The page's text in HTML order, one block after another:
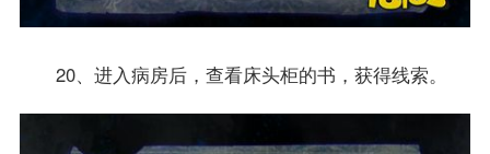
20、进入病房后，查看床头柜的书，获得线索。